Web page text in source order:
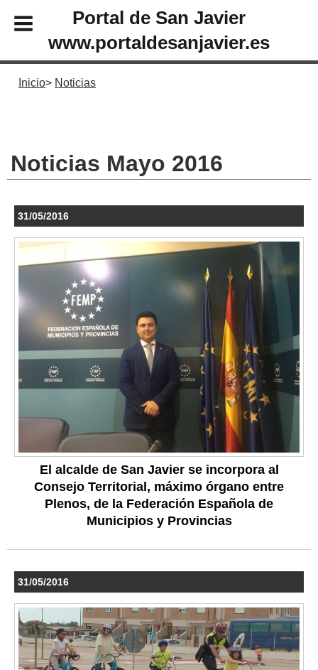
Portal de San Javier
www.portaldesanjavier.es
Inicio Noticias
Noticias Mayo 2016
31/05/2016
El alcalde de San Javier se incorpora al
Consejo Territorial, máximo órgano entre
Plenos, de la Federación Española de
Municipios y Provincias
31/05/2016